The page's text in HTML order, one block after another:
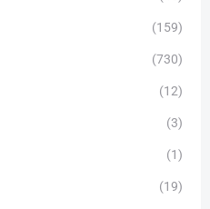
(159)
(730)
(12)
(3)
(1)
(19)